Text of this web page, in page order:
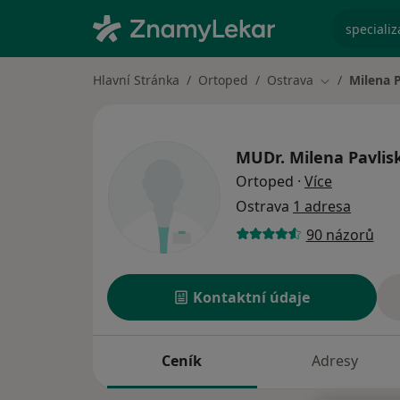
Hlavní Stránka Ortoped Ostrava Změna města
Milena
MUDr. Milena
Ortoped · Více
Ostrava 1 adresa
90 názorů
Kontaktní údaje
Ceník Adresy